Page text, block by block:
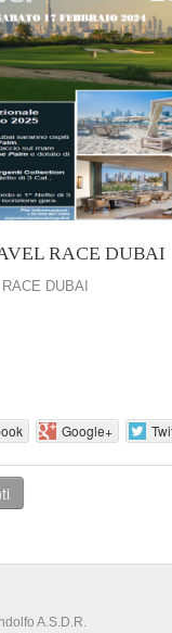
RACE DUBAI
DUBAI
Google+
A.S.D.R.